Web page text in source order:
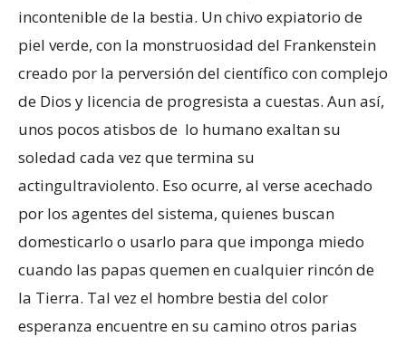
incontenible de la bestia. Un chivo expiatorio de
piel verde, con la monstruosidad del Frankenstein
creado por la perversión del científico con complejo
de Dios y licencia de progresista a cuestas. Aun así,
unos pocos atisbos de lo humano exaltan su
soledad cada vez que termina su
actingultraviolento. Eso ocurre, al verse acechado
por los agentes del sistema, quienes buscan
domesticarlo o usarlo para que imponga miedo
cuando las papas quemen en cualquier rincón de
la Tierra. Tal vez el hombre bestia del color
esperanza encuentre en su camino otros parias